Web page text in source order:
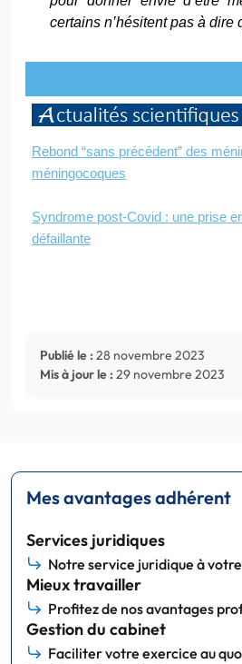
certains n’hésitent pas à dire
Rebond “sans précédent” des
méningocoques
Syndrome post-Covid : une prise
défaillante
Publié le : 28 novembre 2023
Mis à jour le : 29 novembre 2023
Mes avantages adhérent
Services juridiques
Notre service juridique à
Mieux travailler
Profitez de nos avantages
Gestion du cabinet
Faciliter votre exercice au